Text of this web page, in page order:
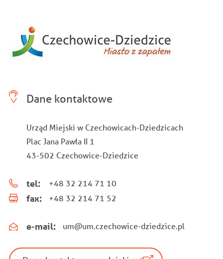
Dane kontaktowe
Urząd Miejski w Czechowicach-Dziedzicach
Plac Jana Pawła II 1
43-502 Czechowice-Dziedzice
tel: +48 32 214 71 10
fax: +48 32 214 71 52
e-mail: um@um.czechowice-dziedzice.pl